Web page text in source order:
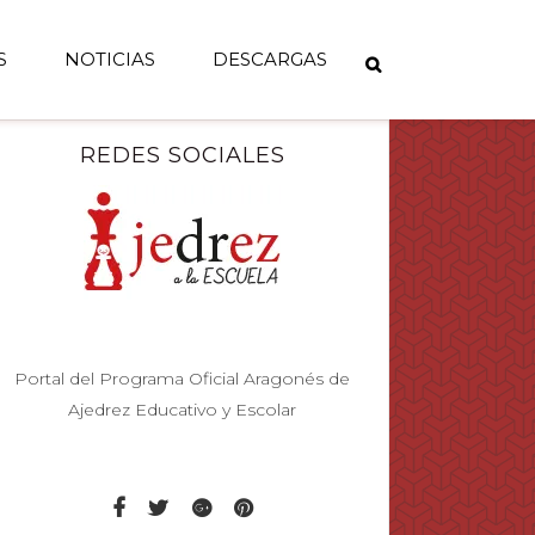
NOTICIAS DESCARGAS
REDES SOCIALES
Portal del Programa Oficial Aragonés de
Ajedrez Educativo y Escolar